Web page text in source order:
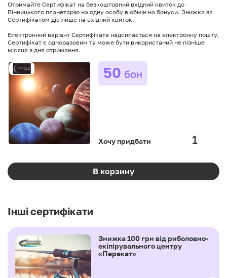
Отримайте Сертифікат на безкоштовний вхідний квиток до
Вінницького планетарію на одну особу в обмін на бонуси. Знижка за
Сертифікатом діє лише на вхідний квиток.
Електронний варіант Сертифіката надсилається на електронну пошту.
Сертифікат є одноразовим та може бути використаний не пізніше
місяця з дня отримання.
50 бон
Хочу придбати
В корзину
Інші сертифікати
Знижка 100 грн від риболовно-
екіпірувального центру
«Перекат»